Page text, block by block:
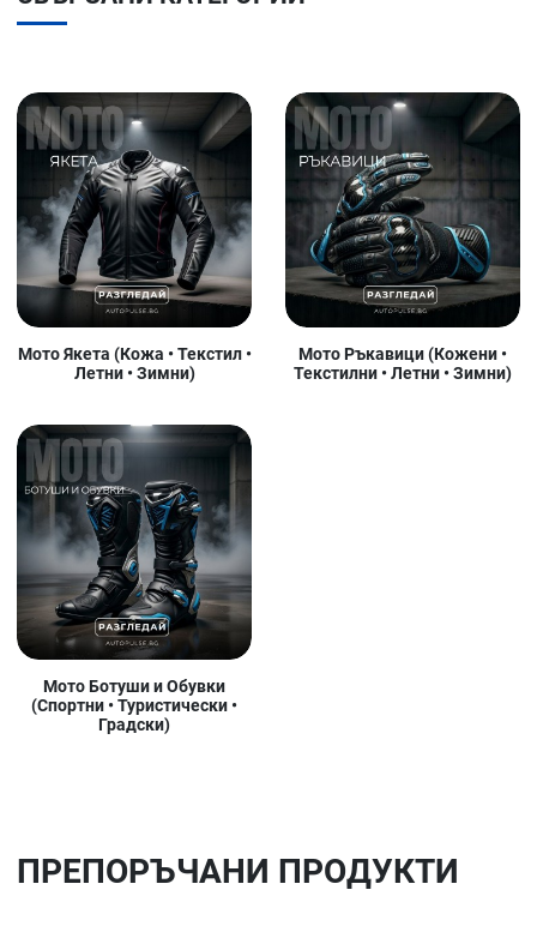
Мото Якета (Кожа • Текстил •
Летни • Зимни)
Мото Ръкавици (Кожени •
Текстилни • Летни • Зимни)
Мото Ботуши и Обувки
(Спортни • Туристически •
Градски)
ПРЕПОРЪЧАНИ ПРОДУКТИ